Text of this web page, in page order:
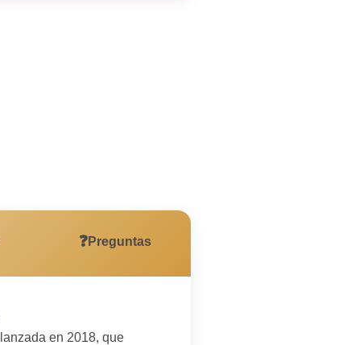
❓Preguntas
lanzada en 2018, que